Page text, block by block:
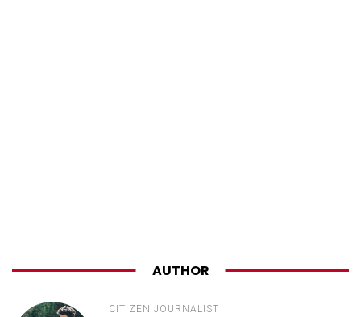
AUTHOR
CITIZEN JOURNALIST